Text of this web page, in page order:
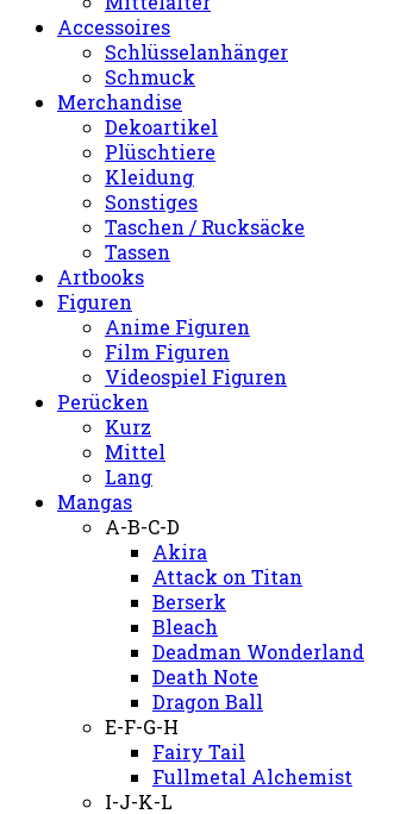
Accessoires
Schlüsselanhänger
Schmuck
Merchandise
Dekoartikel
Plüschtiere
Kleidung
Sonstiges
Taschen / Rucksäcke
Tassen
Artbooks
Figuren
Anime Figuren
Film Figuren
Videospiel Figuren
Perücken
Kurz
Mittel
Lang
Mangas
A-B-C-D
Akira
Attack on Titan
Berserk
Bleach
Deadman Wonderland
Death Note
Dragon Ball
E-F-G-H
Fairy Tail
Fullmetal Alchemist
I-J-K-L